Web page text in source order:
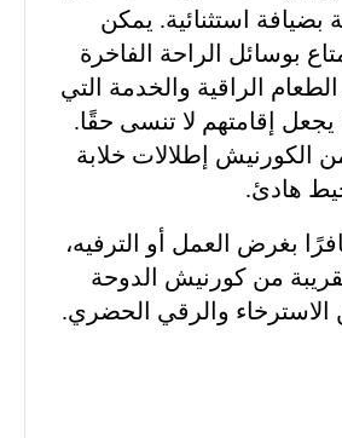
استثنائية. يمكن
بوسائل الراحة الفاخرة
الراقية والخدمة التي
يجعل إقامتهم لا تنسى حقًا.
الكورنيش إطلالات خلابة
هادئ.
بغرض العمل أو الترفيه،
من كورنيش الدوحة
الاسترخاء والرقي الحضري.